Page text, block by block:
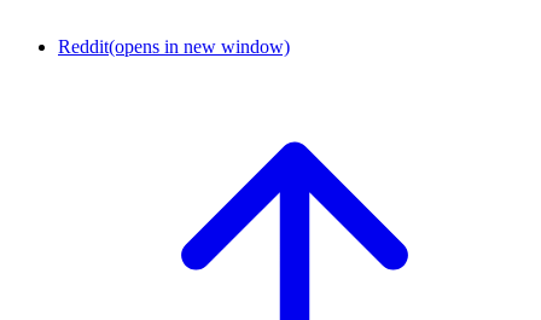
Reddit(opens in new window)